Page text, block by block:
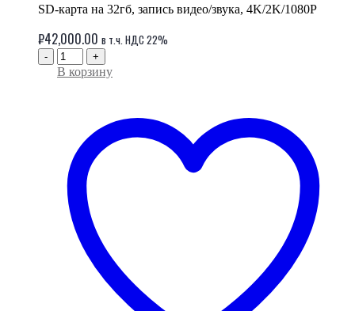
SD-карта на 32гб, запись видео/звука, 4K/2K/1080P
₽42,000.00 в т.ч. НДС 22%
- +
В корзину